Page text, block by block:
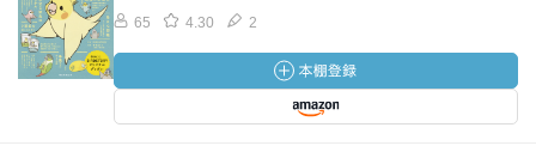
65 4.30 2